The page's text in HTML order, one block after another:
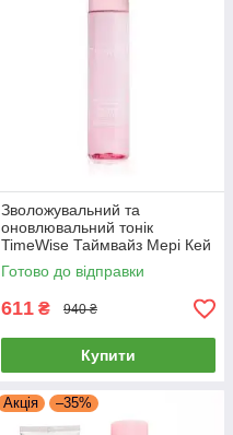
Зволожувальний та
оновлювальний тонік
TimeWise Таймвайз Мері Кей
Мери Кей
Готово до відправки
611 ₴ 940 ₴
Купити
Акція –35%